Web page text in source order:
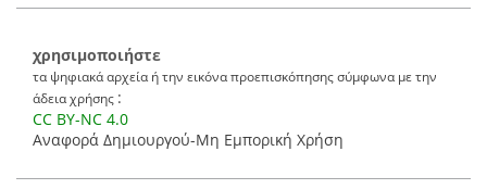
χρησιμοποιήστε
τα ψηφιακά αρχεία ή την εικόνα προεπισκόπησης σύμφωνα με την
άδεια χρήσης :
CC BY-NC 4.0
Αναφορά Δημιουργού-Μη Εμπορική Χρήση